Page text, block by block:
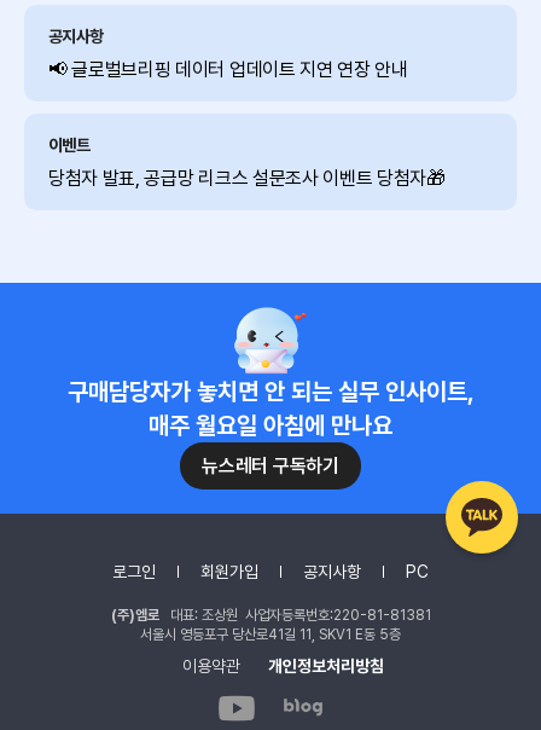
공지사항
📢 글로벌브리핑 데이터 업데이트 지연 연장 안내
이벤트
당첨자 발표, 공급망 리크스 설문조사 이벤트 당첨자🎁
구매담당자가 놓치면 안 되는 실무 인사이트,
매주 월요일 아침에 만나요
뉴스레터 구독하기
로그인 회원가입 공지사항 PC
(주)엠로대표: 조상원 사업자등록번호:220-81-81381
서울시 영등포구 당산로41길 11, SKV1 E동 5층
이용약관 개인정보처리방침